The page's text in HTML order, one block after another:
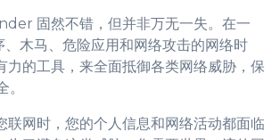
固然不错，但并非万无一失。在一
、木马、危险应用和网络攻击的网络时
力的工具，来全面抵御各类网络威胁，保
联网时，您的个人信息和网络活动都面临